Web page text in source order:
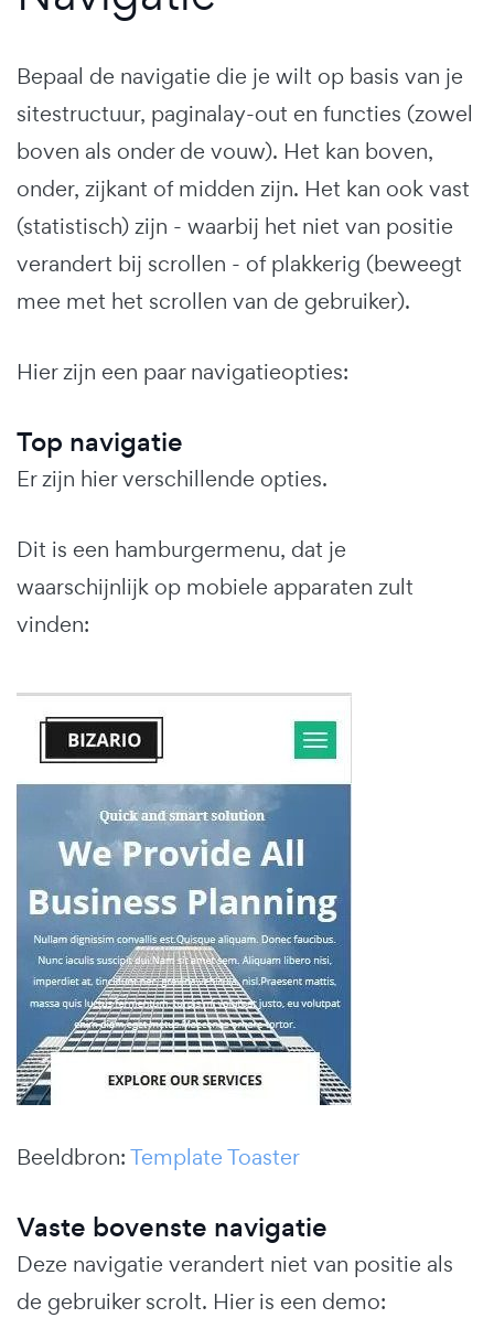
Bepaal de navigatie die je wilt op basis van je
sitestructuur, paginalay-out en functies (zowel
boven als onder de vouw). Het kan boven,
onder, zijkant of midden zijn. Het kan ook vast
(statistisch) zijn - waarbij het niet van positie
verandert bij scrollen - of plakkerig (beweegt
mee met het scrollen van de gebruiker).
Hier zijn een paar navigatieopties:
Top navigatie
Er zijn hier verschillende opties.
Dit is een hamburgermenu, dat je
waarschijnlijk op mobiele apparaten zult
vinden:
Beeldbron:Template Toaster
Vaste bovenste navigatie
Deze navigatie verandert niet van positie als
de gebruiker scrolt. Hier is een demo: